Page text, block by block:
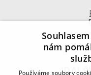
nám
Používáme soubory